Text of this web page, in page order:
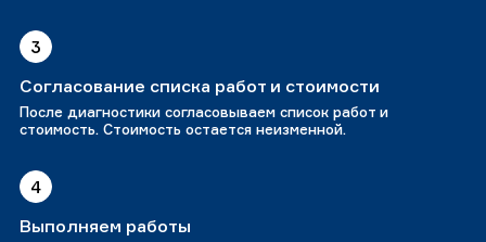
3
Согласование списка работ и стоимости
После диагностики согласовываем список работ и
стоимость. Стоимость остается неизменной.
4
Выполняем работы